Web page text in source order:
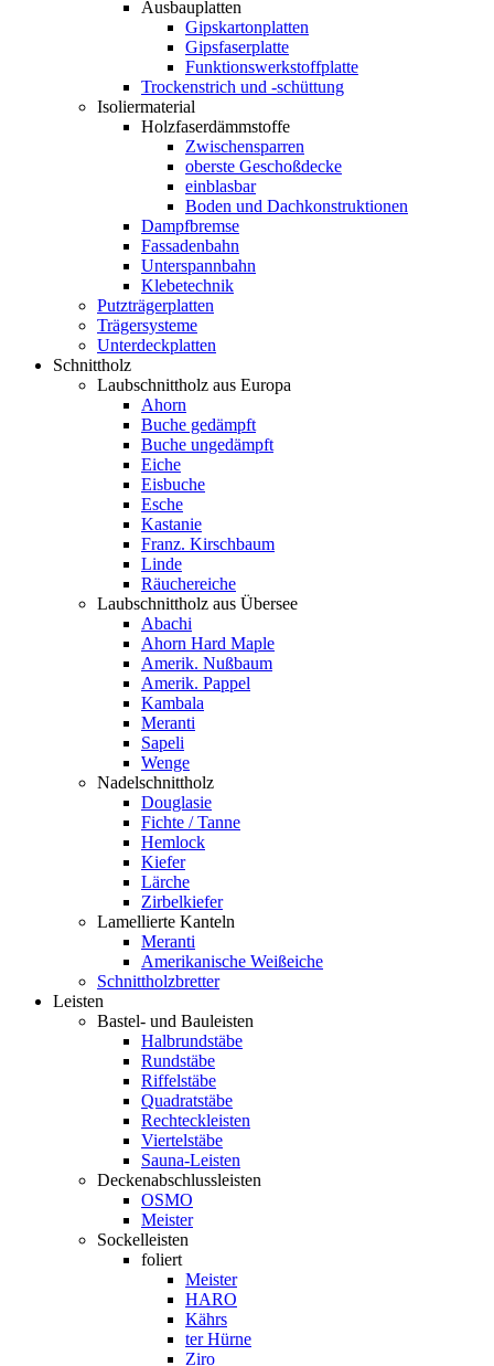
Ausbauplatten
Gipskartonplatten
Gipsfaserplatte
Funktionswerkstoffplatte
Trockenstrich und -schüttung
Isoliermaterial
Holzfaserdämmstoffe
Zwischensparren
oberste Geschoßdecke
einblasbar
Boden und Dachkonstruktionen
Dampfbremse
Fassadenbahn
Unterspannbahn
Klebetechnik
Putzträgerplatten
Trägersysteme
Unterdeckplatten
Schnittholz
Laubschnittholz aus Europa
Ahorn
Buche gedämpft
Buche ungedämpft
Eiche
Eisbuche
Esche
Kastanie
Franz. Kirschbaum
Linde
Räuchereiche
Laubschnittholz aus Übersee
Abachi
Ahorn Hard Maple
Amerik. Nußbaum
Amerik. Pappel
Kambala
Meranti
Sapeli
Wenge
Nadelschnittholz
Douglasie
Fichte / Tanne
Hemlock
Kiefer
Lärche
Zirbelkiefer
Lamellierte Kanteln
Meranti
Amerikanische Weißeiche
Schnittholzbretter
Leisten
Bastel- und Bauleisten
Halbrundstäbe
Rundstäbe
Riffelstäbe
Quadratstäbe
Rechteckleisten
Viertelstäbe
Sauna-Leisten
Deckenabschlussleisten
OSMO
Meister
Sockelleisten
foliert
Meister
HARO
Kährs
ter Hürne
Ziro